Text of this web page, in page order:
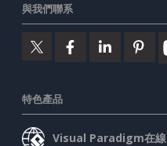
與我們聯系
特色產品
Visual Paradigm在線